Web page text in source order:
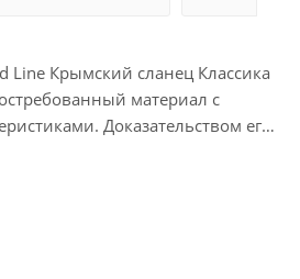
Крымский сланец Классика
материал с
Доказательством его
он по передовой технологии,
к агрессивным внешним
ультрафиолету, и